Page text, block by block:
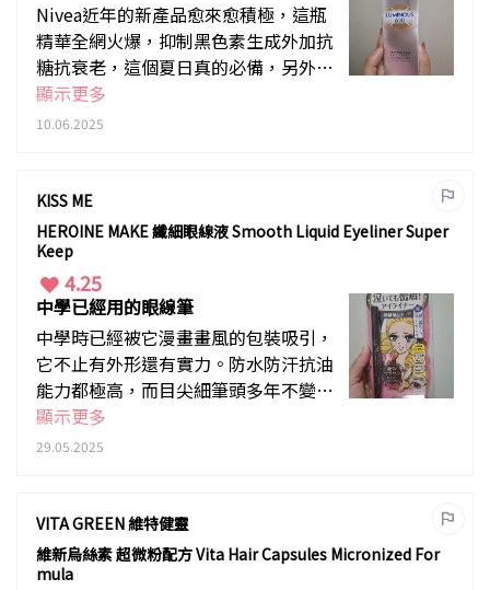
Nivea近年的新產品愈來愈積極，這瓶
精華全網火爆，抑制黑色素生成外加抗
糖抗衰老，這個夏日真的必備，另外價
格十分超值，性價比極高。此系列亦有
其他混搭的組合，可因應需要選擇！
顯示更多
10.06.2025
KISS ME
HEROINE MAKE 纖細眼線液 Smooth Liquid Eyeliner Super
Keep
4.25
中學已經用的眼線筆
中學時已經被它漫畫畫風的包裝吸引，
它不止有外形還有實力。防水防汗抗油
能力都極高，而目尖細筆頭多年不變，
甚至可以用來作身體彩繪，畫臨時紋身
都可以，哈佬喂必備。
顯示更多
29.05.2025
VITA GREEN 維特健靈
維新烏絲素 超微粉配方 Vita Hair Capsules Micronized For
mula